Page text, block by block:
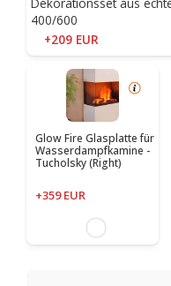
400/600
+209 EUR
Glow Fire Glasplatte für
Wasserdampfkamine -
Tucholsky (Right)
+359 EUR